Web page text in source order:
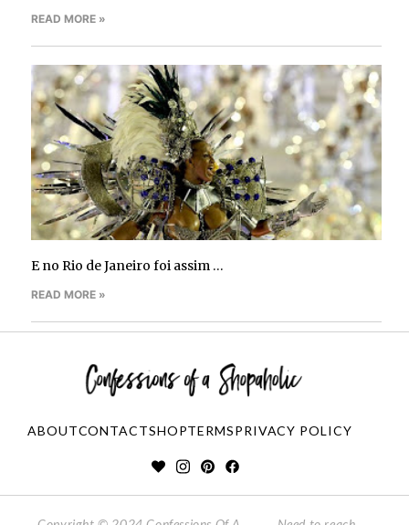
READ MORE »
E no Rio de Janeiro foi assim …
READ MORE »
ABOUTCONTACTSHOPTERMSPRIVACY POLICY